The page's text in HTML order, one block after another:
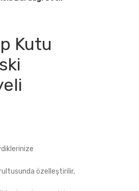
Kutu
özelleştirilir,